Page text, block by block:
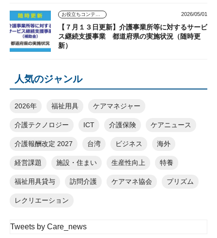
2026/05/01
【７月１３日更新】介護事業所等に対するサービ
ス継続支援事業 都道府県の実施状況（随時更
新）
人気のジャンル
2026年 福祉用具 ケアマネジャー
介護テクノロジー ICT 介護保険 ケアニュース
介護報酬改定 2027 台湾 ビジネス 海外
経営課題 施設・住まい 生産性向上 特養
福祉用具貸与 訪問介護 ケアマネ協会 プリズム
レクリエーション
Tweets by Care_news